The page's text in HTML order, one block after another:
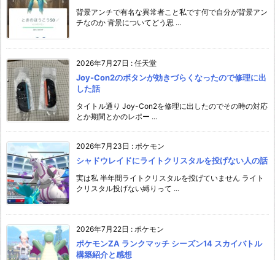
背景アンチで有名な異常者こと私です何で自分が背景アン
チなのか 背景についてどう思 ...
2026年7月27日 : 任天堂
Joy-Con2のボタンが効きづらくなったので修理に出
した話
タイトル通り Joy-Con2を修理に出したのでその時の対応
とか期間とかのレポー ...
2026年7月23日 : ポケモン
シャドウレイドにライトクリスタルを投げない人の話
実は私 半年間ライトクリスタルを投げていません ライト
クリスタル投げない縛りって ...
2026年7月22日 : ポケモン
ポケモンZA ランクマッチ シーズン14 スカイバトル
構築紹介と感想